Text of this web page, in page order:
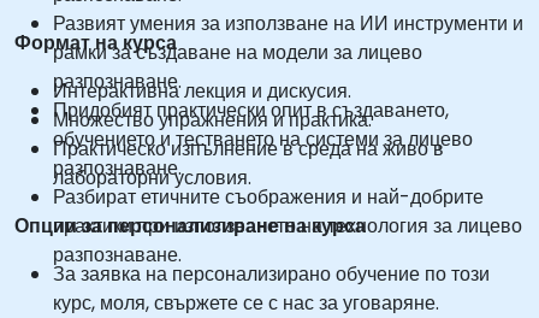
Развият умения за използване на ИИ инструменти и
рамки за създаване на модели за лицево
разпознаване.
Придобият практически опит в създаването,
обучението и тестването на системи за лицево
разпознаване.
Разбират етичните съображения и най-добрите
практики при използването на технология за лицево
разпознаване.
Формат на курса
Интерактивна лекция и дискусия.
Множество упражнения и практика.
Практическо изпълнение в среда на живо в
лабораторни условия.
Опции за персонализиране на курса
За заявка на персонализирано обучение по този
курс, моля, свържете се с нас за уговаряне.